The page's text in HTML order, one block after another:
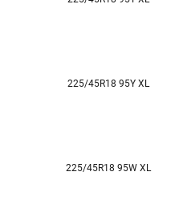
225/45R18 95Y XL
225/45R18 95W XL